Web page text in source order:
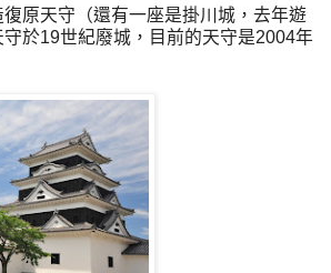
原天守（還有一座是掛川城，去年遊
於19世紀廢城，目前的天守是2004年